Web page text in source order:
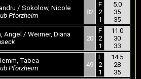
/ Sokolow, Nicole
Pforzheim
82
F
2
1
5.0
35
35
Angel / Weimer, Diana
20
F
2
1
11.0
30
33
Tabea
Pforzheim
49
F
2
1
14.5
28
35